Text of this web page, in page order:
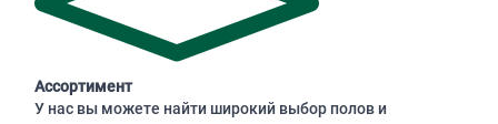
Ассортимент
У нас вы можете найти широкий выбор полов и